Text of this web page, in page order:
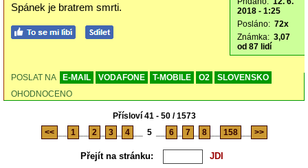
Spánek je bratrem smrti.
2018 - 1:25
Posláno: 72x
Známka: 3,07
od 87 lidí
POSLAT NA E-MAIL VODAFONE T-MOBILE O2
SLOVENSKO
OHODNOCENO
Přísloví 41 - 50 / 1573
<<
1 2 3 4 5 6 7 8 158 >>
Přejít na stránku: